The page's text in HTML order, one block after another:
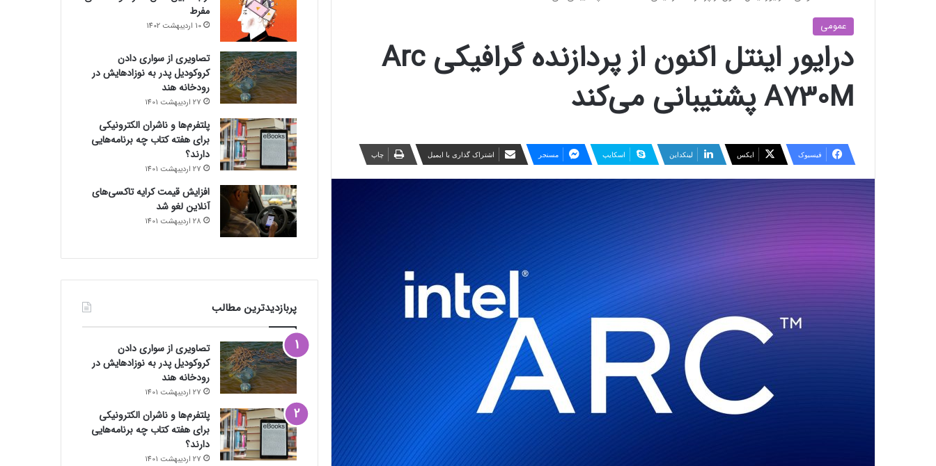
عمومی
درایور اینتل اکنون از پردازنده گرافیکی Arc
A730M پشتیبانی می‌کند
فیسبوک ایکس لینکداین اسکایپ مسنجر اشتراک گذاری با ایمیل چاپ
مفرط
10 اردیبهشت 1402
تصاویری از سواری دادن
کروکودیل پدر به نوزادهایش در
رودخانه هند
27 اردیبهشت 1401
پلتفرم‌ها و ناشران الکترونیکی
برای هفته کتاب چه برنامه‌هایی
دارند؟
27 اردیبهشت 1401
افزایش قیمت کرایه تاکسی‌های
آنلاین لغو شد
28 اردیبهشت 1401
پربازدیدترین مطالب
تصاویری از سواری دادن
کروکودیل پدر به نوزادهایش در
رودخانه هند
27 اردیبهشت 1401
پلتفرم‌ها و ناشران الکترونیکی
برای هفته کتاب چه برنامه‌هایی
دارند؟
27 اردیبهشت 1401